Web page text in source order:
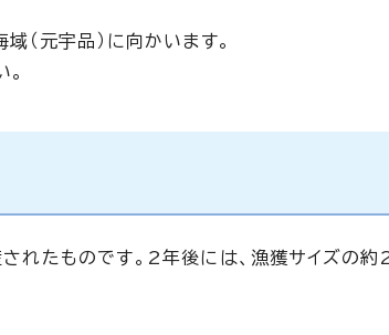
（元宇品）に向かいます。
れたものです。2年後には、漁獲サイズの